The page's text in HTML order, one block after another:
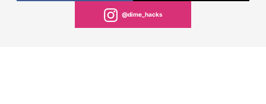
@dime_hacks